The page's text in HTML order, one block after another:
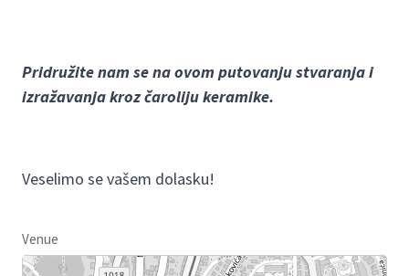
Pridružite nam se na ovom putovanju stvaranja i
izražavanja kroz čaroliju keramike.
Veselimo se vašem dolasku!
Venue